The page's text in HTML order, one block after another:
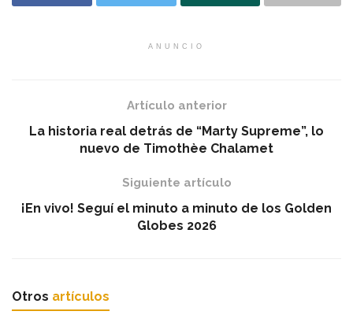
ANUNCIO
Artículo anterior
La historia real detrás de “Marty Supreme”, lo
nuevo de Timothèe Chalamet
Siguiente artículo
¡En vivo! Seguí el minuto a minuto de los Golden
Globes 2026
Otros artículos